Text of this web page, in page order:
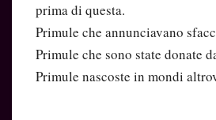
prima di questa.
Primule che annunciavano
Primule che sono state donate
Primule nascoste in mondi